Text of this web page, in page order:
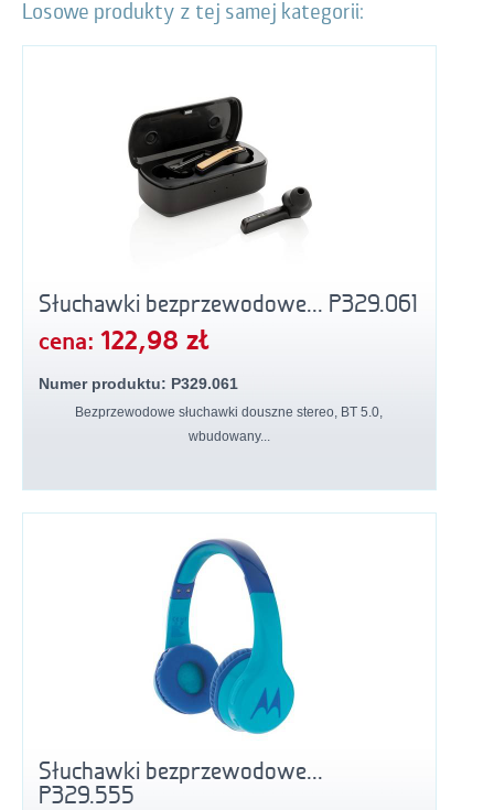
Losowe produkty z tej samej kategorii:
Słuchawki bezprzewodowe... P329.061
cena: 122,98 zł
Numer produktu: P329.061
Bezprzewodowe słuchawki douszne stereo, BT 5.0,
wbudowany...
Słuchawki bezprzewodowe...
P329.555